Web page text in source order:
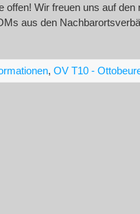
offen! Wir freuen uns auf
aus den
, OV T10 -